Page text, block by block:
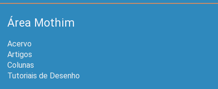
Área Mothim
Acervo
Artigos
Colunas
Tutoriais de Desenho